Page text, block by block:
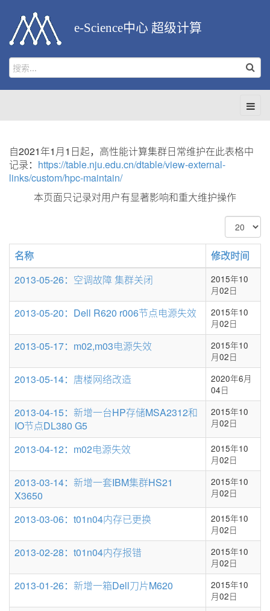
e-Science中心 超级计算
自2021年1月1日起，高性能计算集群日常维护在此表格中
记录： https://table.nju.edu.cn/dtable/view-external-
links/custom/hpc-maintain/
本页面只记录对用户有显著影响和重大维护操作
每
页
显
示
条
数
名称
修改时间
2013-05-26：空调故障 集群关闭
2015年10
月02日
2013-05-20：Dell R620 r006节点电源失效
2015年10
月02日
2013-05-17：m02,m03电源失效
2015年10
月02日
2013-05-14：唐楼网络改造
2020年6月
04日
2013-04-15：新增一台HP存储MSA2312和
IO节点DL380 G5
2015年10
月02日
2013-04-12：m02电源失效
2015年10
月02日
2013-03-14：新增一套IBM集群HS21
X3650
2015年10
月02日
2013-03-06：t01n04内存已更换
2015年10
月02日
2013-02-28：t01n04内存报错
2015年10
月02日
2013-01-26：新增一箱Dell刀片M620
2015年10
月02日